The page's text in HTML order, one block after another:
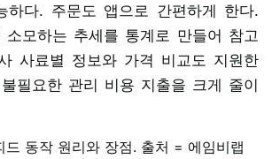
하다. 주문도 앱으로 간편하게 한다.
소모하는 추세를 통계로 만들어 참고
사료별 정보와 가격 비교도 지원한
필요한 관리 비용 지출을 크게 줄이